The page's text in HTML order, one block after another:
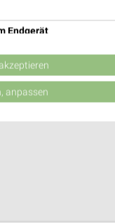
Gültig von 23. Feb. bis
📅 Kalendereintrag
PROSPEKT BLÄTTERN
Endgerät
anpassen